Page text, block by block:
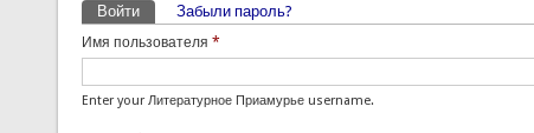
Главные вкладки
Войти (активная вкладка)
Забыли пароль?
Имя пользователя*
Enter your Литературное Приамурье username.